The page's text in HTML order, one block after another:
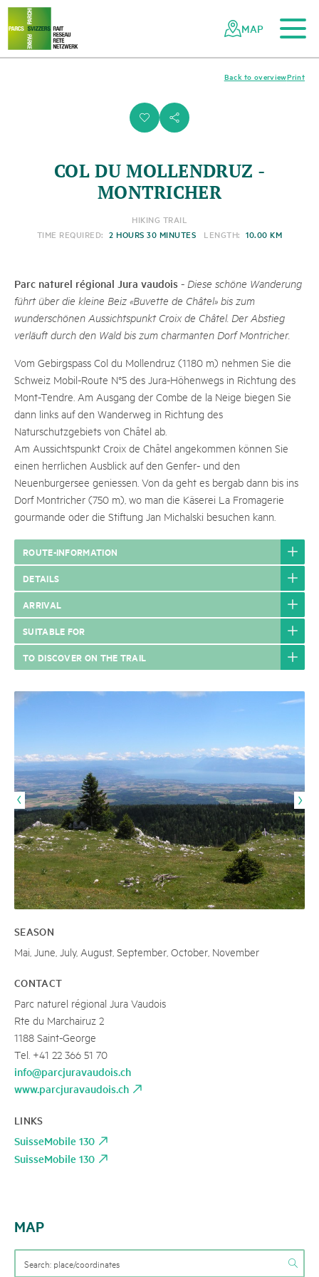
Navigating
the
Swiss
parks
Quick
navigation
To the main content
To the mobile navigation
To search
To the footer
To the sitemap
MAP
i s
Print
Back to overview
COL DU MOLLENDRUZ -
MONTRICHER
HIKING TRAIL
TIME REQUIRED: 2 HOURS 30 MINUTES LENGTH: 10.00 KM
Parc naturel régional Jura vaudois - Diese schöne Wanderung
führt über die kleine Beiz «Buvette de Châtel» bis zum
wunderschönen Aussichtspunkt Croix de Châtel. Der Abstieg
verläuft durch den Wald bis zum charmanten Dorf Montricher.
Vom Gebirgspass Col du Mollendruz (1180 m) nehmen Sie die
Schweiz Mobil-Route N°5 des Jura-Höhenwegs in Richtung des
Mont-Tendre. Am Ausgang der Combe de la Neige biegen Sie
dann links auf den Wanderweg in Richtung des
Naturschutzgebiets von Châtel ab.
Am Aussichtspunkt Croix de Châtel angekommen können Sie
einen herrlichen Ausblick auf den Genfer- und den
Neuenburgersee geniessen. Von da geht es bergab dann bis ins
Dorf Montricher (750 m), wo man die Käserei La Fromagerie
gourmande oder die Stiftung Jan Michalski besuchen kann.
ROUTE-INFORMATION
DETAILS
ARRIVAL
SUITABLE FOR
TO DISCOVER ON THE TRAIL
SEASON
Mai, June, July, August, September, October, November
CONTACT
Parc naturel régional Jura Vaudois
Rte du Marchairuz 2
1188 Saint-George
Tel. +41 22 366 51 70
info@parcjuravaudois.ch
www.parcjuravaudois.ch
LINKS
SuisseMobile 130
SuisseMobile 130
MAP